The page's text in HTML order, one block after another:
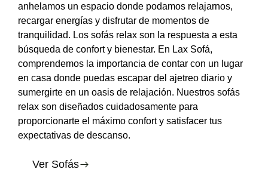
anhelamos un espacio donde podamos relajarnos,
recargar energías y disfrutar de momentos de
tranquilidad. Los sofás relax son la respuesta a esta
búsqueda de confort y bienestar. En Lax Sofá,
comprendemos la importancia de contar con un lugar
en casa donde puedas escapar del ajetreo diario y
sumergirte en un oasis de relajación. Nuestros sofás
relax son diseñados cuidadosamente para
proporcionarte el máximo confort y satisfacer tus
expectativas de descanso.
Ver Sofás